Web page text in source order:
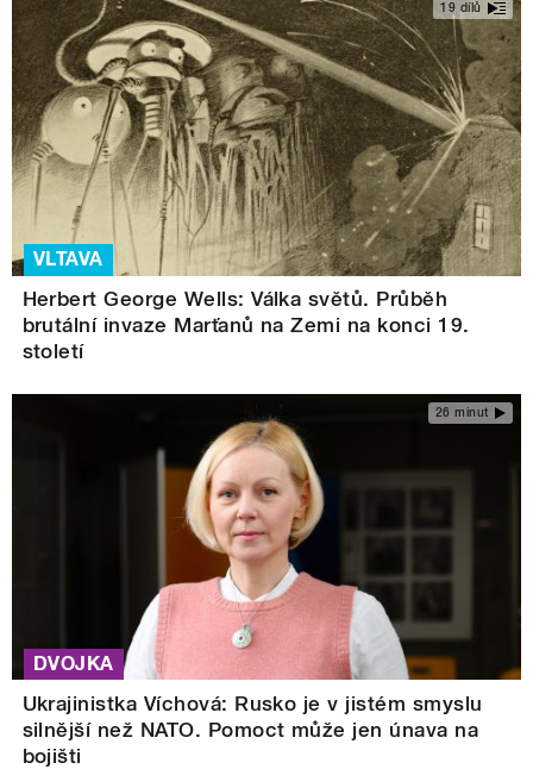
19 dílů
VLTAVA
Herbert George Wells: Válka světů. Průběh
brutální invaze Marťanů na Zemi na konci 19.
století
26 minut
DVOJKA
Ukrajinistka Víchová: Rusko je v jistém smyslu
silnější než NATO. Pomoct může jen únava na
bojišti